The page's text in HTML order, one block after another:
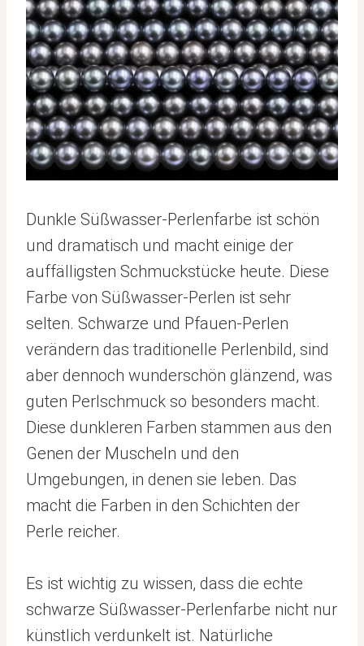
Dunkle Süßwasser-Perlenfarbe ist schön
und dramatisch und macht einige der
auffälligsten Schmuckstücke heute. Diese
Farbe von Süßwasser-Perlen ist sehr
selten. Schwarze und Pfauen-Perlen
verändern das traditionelle Perlenbild, sind
aber dennoch wunderschön glänzend, was
guten Perlschmuck so besonders macht.
Diese dunkleren Farben stammen aus den
Genen der Muscheln und den
Umgebungen, in denen sie leben. Das
macht die Farben in den Schichten der
Perle reicher.
Es ist wichtig zu wissen, dass die echte
schwarze Süßwasser-Perlenfarbe nicht nur
künstlich verdunkelt ist. Natürliche